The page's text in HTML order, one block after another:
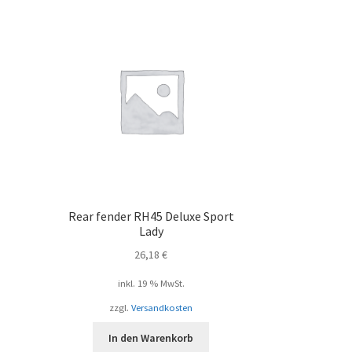
Rear fender RH45 Deluxe Sport
Lady
26,18€
inkl. 19 % MwSt.
zzgl.Versandkosten
In den Warenkorb